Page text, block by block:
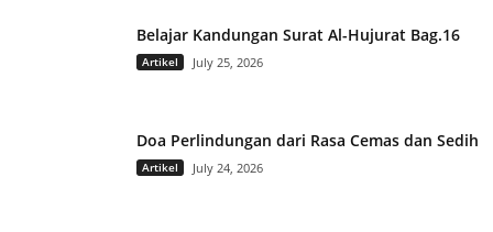
Belajar Kandungan Surat Al-Hujurat Bag.16
Artikel July 25, 2026
Doa Perlindungan dari Rasa Cemas dan Sedih
Artikel July 24, 2026